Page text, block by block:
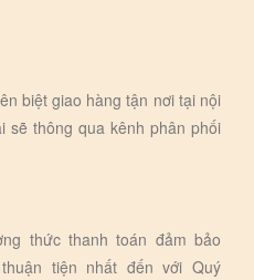
biệt giao hàng tận nơi tại nội
sẽ thông qua kênh phân phối
thức thanh toán đảm bảo
tiện nhất đến với Quý